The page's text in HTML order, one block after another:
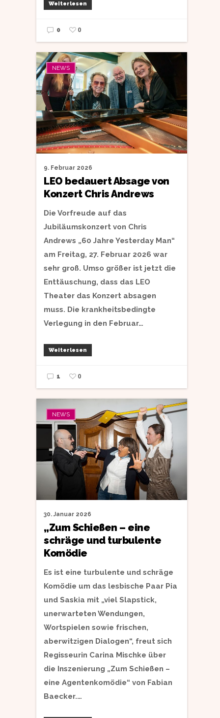
Weiterlesen
0 0
NEWS
9. Februar 2026
LEO bedauert Absage von
Konzert Chris Andrews
Die Vorfreude auf das
Jubiläumskonzert von Chris
Andrews „60 Jahre Yesterday Man“
am Freitag, 27. Februar 2026 war
sehr groß. Umso größer ist jetzt die
Enttäuschung, dass das LEO
Theater das Konzert absagen
muss. Die krankheitsbedingte
Verlegung in den Februar…
Weiterlesen
1 0
NEWS
30. Januar 2026
„Zum Schießen – eine
schräge und turbulente
Komödie
Es ist eine turbulente und schräge
Komödie um das lesbische Paar Pia
und Saskia mit „viel Slapstick,
unerwarteten Wendungen,
Wortspielen sowie frischen,
aberwitzigen Dialogen“, freut sich
Regisseurin Carina Mischke über
die Inszenierung „Zum Schießen –
eine Agentenkomödie“ von Fabian
Baecker.…